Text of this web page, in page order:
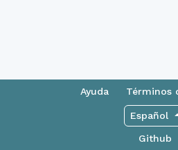
Ayuda Términos
Español
Github